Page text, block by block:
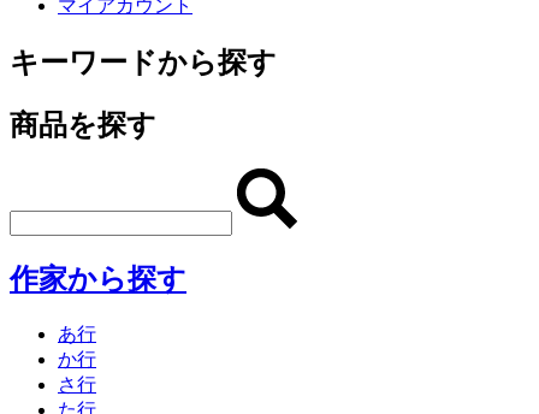
マイアカウント
キーワードから探す
商品を探す
作家から探す
あ行
か行
さ行
た行